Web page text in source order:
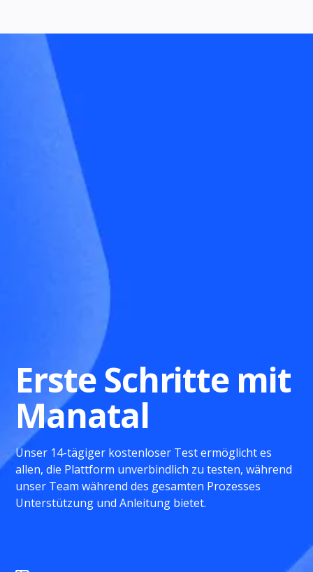
Erste Schritte mit
Manatal
Unser 14-tägiger kostenloser Test ermöglicht es
allen, die Plattform unverbindlich zu testen, während
unser Team während des gesamten Prozesses
Unterstützung und Anleitung bietet.